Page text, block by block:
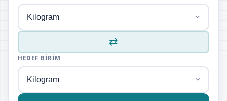
⇄
HEDEF BIRIM